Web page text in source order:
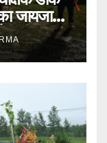
जायजा
ग्राउंड पर